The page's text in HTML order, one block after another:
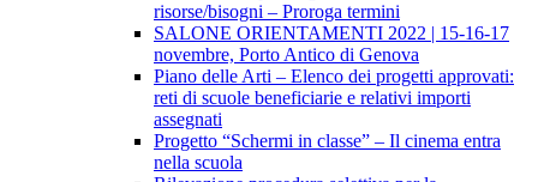
risorse/bisogni – Proroga termini
SALONE ORIENTAMENTI 2022 | 15-16-17
novembre, Porto Antico di Genova
Piano delle Arti – Elenco dei progetti approvati:
reti di scuole beneficiarie e relativi importi
assegnati
Progetto “Schermi in classe” – Il cinema entra
nella scuola